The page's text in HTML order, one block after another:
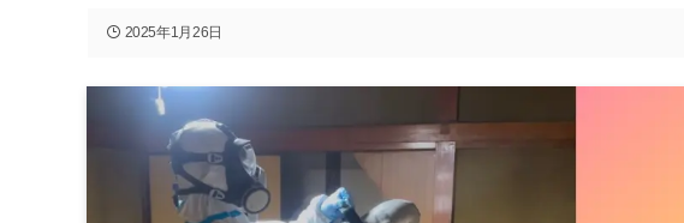
2025年1月26日